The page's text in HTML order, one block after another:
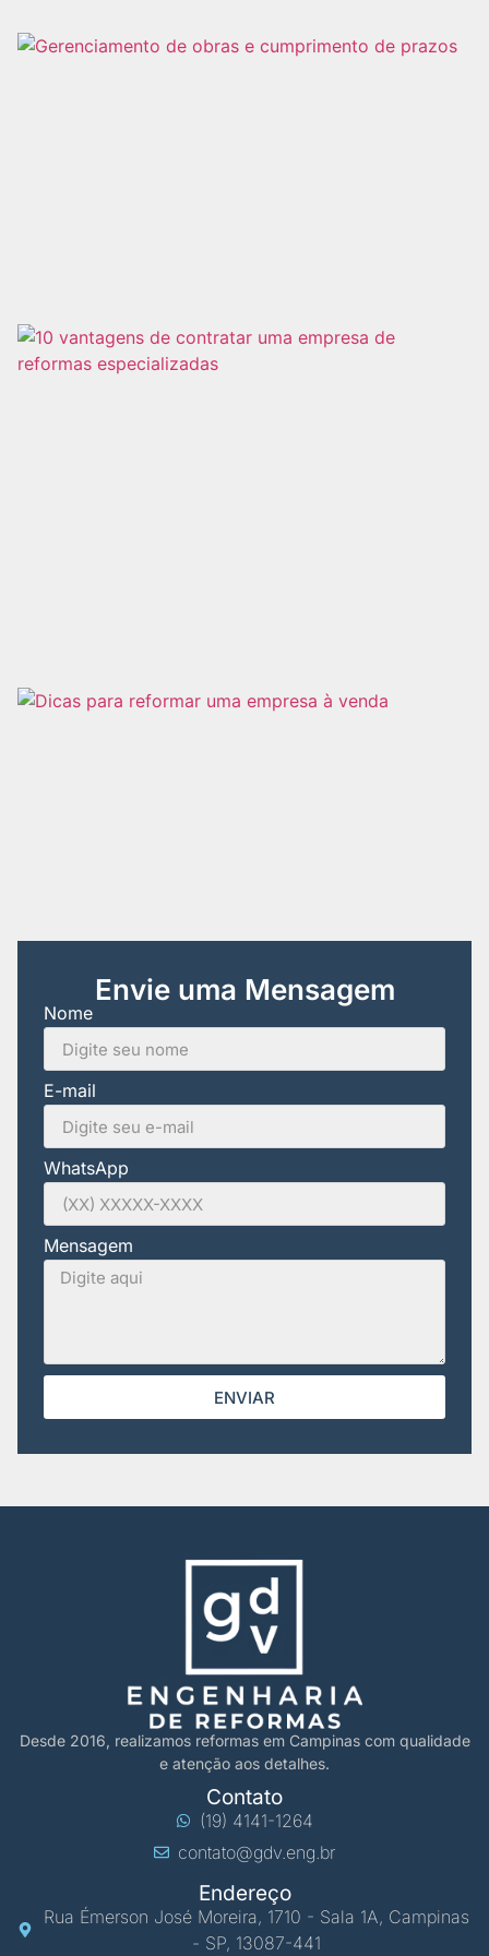
Envie uma Mensagem
Nome
E-mail
WhatsApp
Mensagem
ENVIAR
Desde 2016, realizamos reformas em Campinas com qualidade
e atenção aos detalhes.
Contato
(19) 4141-1264
contato@gdv.eng.br
Endereço
Rua Émerson José Moreira, 1710 - Sala 1A, Campinas
- SP, 13087-441